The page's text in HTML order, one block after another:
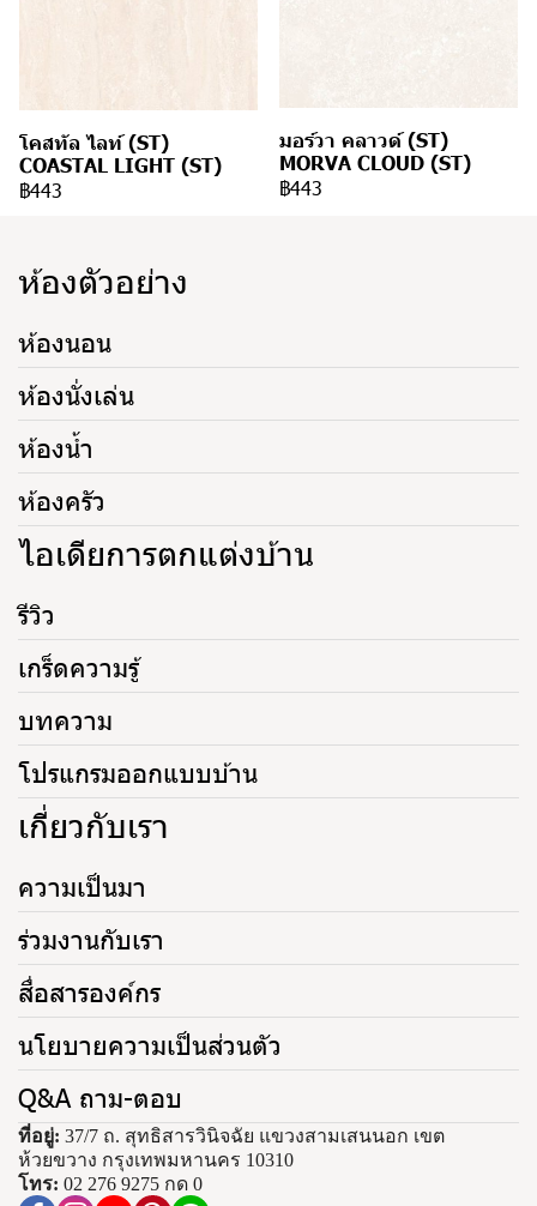
โคสทัล ไลท์ (ST)
COASTAL LIGHT (ST)
฿443
มอร์วา คลาวด์ (ST)
MORVA CLOUD (ST)
฿443
ห้องตัวอย่าง
ห้องนอน
ห้องนั่งเล่น
ห้องน้ำ
ห้องครัว
ไอเดียการตกแต่งบ้าน
รีวิว
เกร็ดความรู้
บทความ
โปรแกรมออกแบบบ้าน
เกี่ยวกับเรา
ความเป็นมา
ร่วมงานกับเรา
สื่อสารองค์กร
นโยบายความเป็นส่วนตัว
Q&A ถาม-ตอบ
ที่อยู่: 37/7 ถ. สุทธิสารวินิจฉัย แขวงสามเสนนอก เขต
ห้วยขวาง กรุงเทพมหานคร 10310
โทร: 02 276 9275 กด 0